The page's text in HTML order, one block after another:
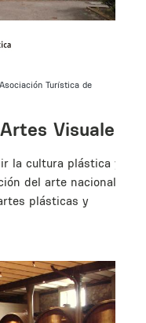
Turística de
Visuales
la cultura plástica y
del arte nacional y
plásticas y